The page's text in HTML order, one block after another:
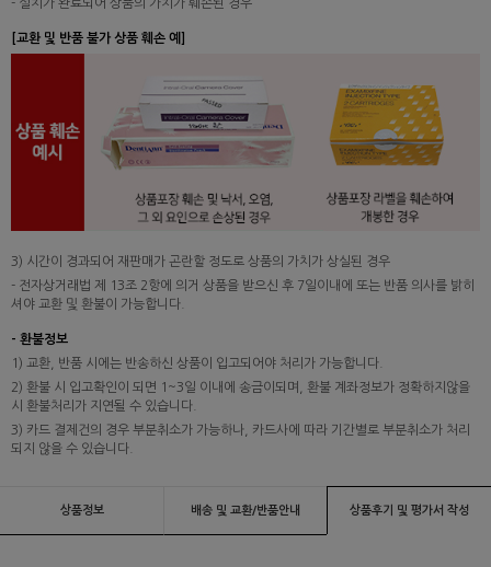
- 설치가 완료되어 상품의 가치가 훼손된 경우
[교환 및 반품 불가 상품 훼손 예]
3) 시간이 경과되어 재판매가 곤란할 정도로 상품의 가치가 상실된 경우
- 전자상거래법 제 13조 2항에 의거 상품을 받으신 후 7일이내에 또는 반품 의사를 밝히
셔야 교환 및 환불이 가능합니다.
- 환불정보
1) 교환, 반품 시에는 반송하신 상품이 입고되어야 처리가 가능합니다.
2) 환불 시 입고확인이 되면 1~3일 이내에 송금이되며, 환불 계좌정보가 정확하지않을
시 환불처리가 지연될 수 있습니다.
3) 카드 결제건의 경우 부분취소가 가능하나, 카드사에 따라 기간별로 부분취소가 처리
되지 않을 수 있습니다.
상품정보 배송 및 교환/반품안내 상품후기 및 평가서 작성